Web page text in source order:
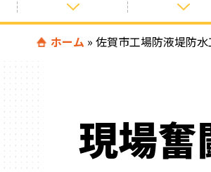
はじめて外壁塗
いる方へ
喜んでいただけ
る３つの理由
すべての事例
例
色の事例
ホーム » 佐賀市工場防液堤防水
現場奮